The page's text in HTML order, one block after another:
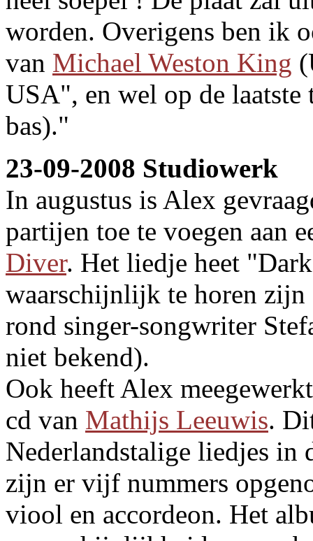
worden. Overigens ben ik
van Michael Weston King
USA", en wel op de laatste
bas)."
23-09-2008 Studiowerk
In augustus is Alex
partijen toe te voegen aan
Diver. Het liedje heet
waarschijnlijk te horen zijn
rond singer-songwriter
niet bekend).
Ook heeft Alex
cd van Mathijs Leeuwis.
Nederlandstalige liedjes in
zijn er vijf nummers
viool en accordeon. Het